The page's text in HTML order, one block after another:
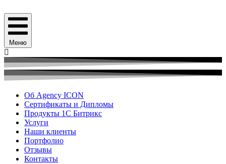
Меню
Об Agency ICON
Сертификаты и Дипломы
Продукты 1С Битрикс
Услуги
Наши клиенты
Портфолио
Отзывы
Контакты